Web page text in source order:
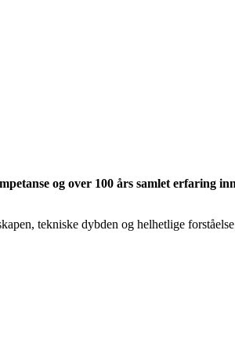
og over 100 års samlet erfaring
tekniske dybden og helhetlige